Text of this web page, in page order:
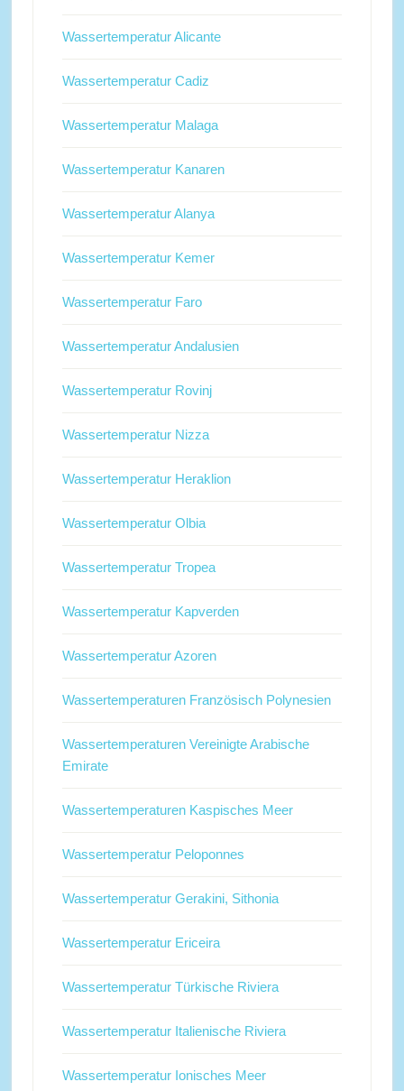
Wassertemperatur Alicante
Wassertemperatur Cadiz
Wassertemperatur Malaga
Wassertemperatur Kanaren
Wassertemperatur Alanya
Wassertemperatur Kemer
Wassertemperatur Faro
Wassertemperatur Andalusien
Wassertemperatur Rovinj
Wassertemperatur Nizza
Wassertemperatur Heraklion
Wassertemperatur Olbia
Wassertemperatur Tropea
Wassertemperatur Kapverden
Wassertemperatur Azoren
Wassertemperaturen Französisch Polynesien
Wassertemperaturen Vereinigte Arabische
Emirate
Wassertemperaturen Kaspisches Meer
Wassertemperatur Peloponnes
Wassertemperatur Gerakini, Sithonia
Wassertemperatur Ericeira
Wassertemperatur Türkische Riviera
Wassertemperatur Italienische Riviera
Wassertemperatur Ionisches Meer